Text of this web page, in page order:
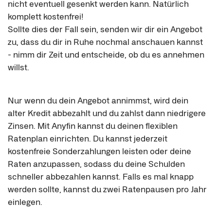
nicht eventuell gesenkt werden kann. Natürlich
komplett kostenfrei!
Sollte dies der Fall sein, senden wir dir ein Angebot
zu, dass du dir in Ruhe nochmal anschauen kannst
- nimm dir Zeit und entscheide, ob du es annehmen
willst.
Nur wenn du dein Angebot annimmst, wird dein
alter Kredit abbezahlt und du zahlst dann niedrigere
Zinsen. Mit Anyfin kannst du deinen flexiblen
Ratenplan einrichten. Du kannst jederzeit
kostenfreie Sonderzahlungen leisten oder deine
Raten anzupassen, sodass du deine Schulden
schneller abbezahlen kannst. Falls es mal knapp
werden sollte, kannst du zwei Ratenpausen pro Jahr
einlegen.